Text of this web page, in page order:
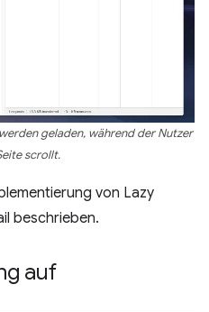
geladen, während der Nutzer
scrollt.
von Lazy
beschrieben.
auf